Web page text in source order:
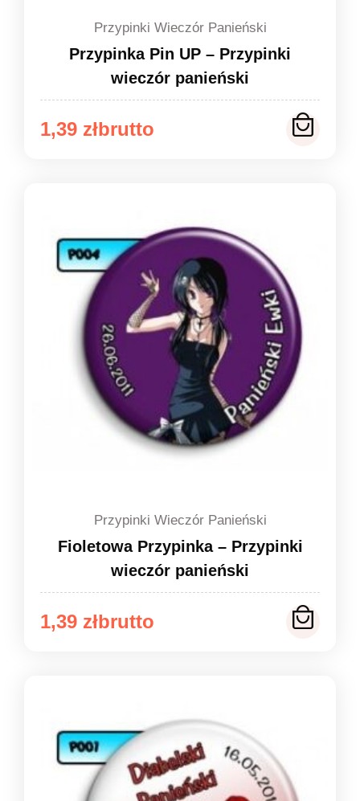
Przypinki Wieczór Panieński
Przypinka Pin UP – Przypinki
wieczór panieński
1,39 zł
Zakres
do
1,49 zł
Przypinki Wieczór Panieński
Fioletowa Przypinka – Przypinki
wieczór panieński
1,39 zł
Zakres
do
1,49 zł